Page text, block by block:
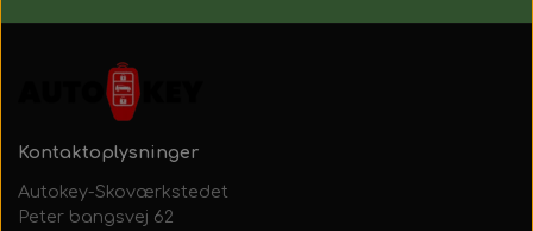
Kontaktoplysninger
Autokey-Skoværkstedet
Peter bangsvej 62